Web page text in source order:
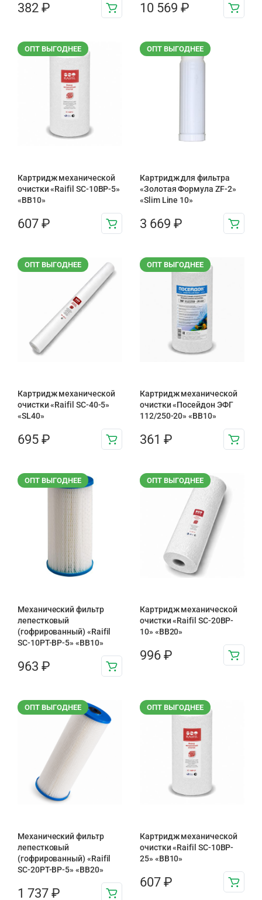
382 ₽ 10 569 ₽
ОПТ ВЫГОДНЕЕ
Картридж механической
очистки «Raifil SC-10BP-5»
«BB10»
607 ₽
ОПТ ВЫГОДНЕЕ
Картридж для фильтра
«Золотая Формула ZF-2»
«Slim Line 10»
3 669 ₽
ОПТ ВЫГОДНЕЕ
Картридж механической
очистки «Raifil SC-40-5»
«SL40»
695 ₽
ОПТ ВЫГОДНЕЕ
Картридж механической
очистки «Посейдон ЭФГ
112/250-20» «ВВ10»
361 ₽
ОПТ ВЫГОДНЕЕ
Механический фильтр
лепестковый
(гофрированный) «Raifil
SC-10PT-ВР-5» «BB10»
963 ₽
ОПТ ВЫГОДНЕЕ
Картридж механической
очистки «Raifil SC-20BP-
10» «BB20»
996 ₽
ОПТ ВЫГОДНЕЕ
Механический фильтр
лепестковый
(гофрированный) «Raifil
SC-20PT-ВР-5» «BB20»
1 737 ₽
ОПТ ВЫГОДНЕЕ
Картридж механической
очистки «Raifil SC-10BP-
25» «BB10»
607 ₽